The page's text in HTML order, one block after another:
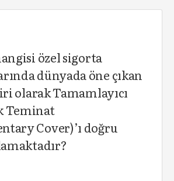
özel sigorta
dünyada öne çıkan
olarak Tamamlayıcı
Teminat
Cover)’ı doğru